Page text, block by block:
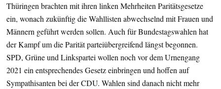
Thüringen brachten mit ihren linken Mehrheiten Paritätsgesetze
ein, wonach zukünftig die Wahllisten abwechselnd mit Frauen und
Männern geführt werden sollen. Auch für Bundestagswahlen hat
der Kampf um die Parität parteiübergreifend längst begonnen.
SPD, Grüne und Linkspartei wollen noch vor dem Urnengang
2021 ein entsprechendes Gesetz einbringen und hoffen auf
Sympathisanten bei der CDU. Wahlen sind danach nicht mehr